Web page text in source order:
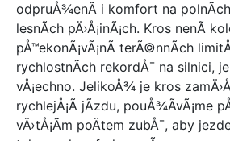
odpruÅ¾enÃ­ i komfort na polnÃ­ch
lesnÃ­ch pÄ›Å¡inÃ¡ch. Kros nenÃ­
pÅ™ekonÃ¡vÃ¡nÃ­ terÃ©nnÃ­ch
rychlostnÃ­ch rekordÅ¯ na silnici,
vÅ¡echno. JelikoÅ¾ je kros
rychlejÅ¡Ã­ jÃ­zdu, pouÅ¾Ã­vÃ¡me
vÄ›tÅ¡Ã­m poÄtem zubÅ¯, aby